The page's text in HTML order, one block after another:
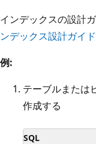
インデックスの設計
ンデックス設計ガイド
例:
テーブルまたは
作成する
SQL